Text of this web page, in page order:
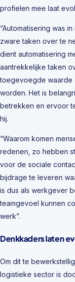
profielen mee laat
“Automatisering was
zware taken over te
dient automatisering
aantrekkelijke taken
toegevoegde waarde
worden. Het is
betrekken en ervoor
hij.
“Waarom komen
redenen, zo hebben
voor de sociale
bijdrage te leveren
is dus als werkgever
teamgevoel kunnen
werk”.
Denkkaders laten
Om dit te
logistieke sector is